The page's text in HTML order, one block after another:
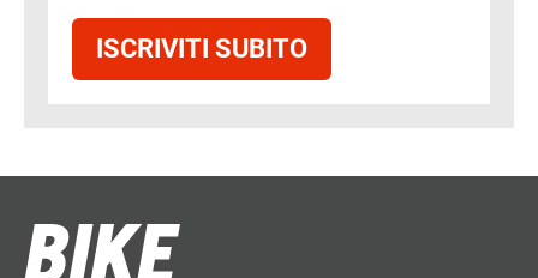
ISCRIVITI SUBITO